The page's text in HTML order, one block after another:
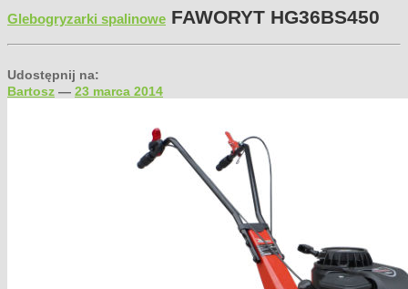
Glebogryzarki spalinowe FAWORYT HG36BS450
Udostępnij na:
Bartosz — 23 marca 2014